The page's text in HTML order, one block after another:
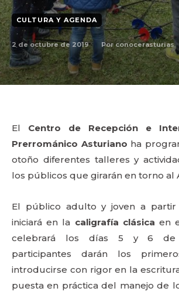
CULTURA Y AGENDA
2 de octubre de 2019 Por conocerasturias
El Centro de Recepción e
Prerrománico Asturiano ha
otoño diferentes talleres y
los públicos que girarán en torno al
El público adulto y joven a partir
iniciará en la caligrafía clásica en
celebrará los días 5 y 6 de
participantes darán los
introducirse con rigor en la
puesta en práctica del manejo de